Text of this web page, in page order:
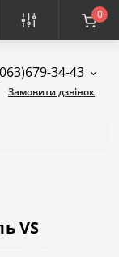
0
34-43
Замовити дзвінок
VS